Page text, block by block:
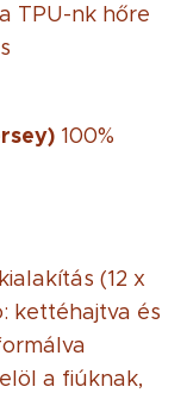
TPU-nk hőre
100%
(12 x
kettéhajtva és
a fiúknak,